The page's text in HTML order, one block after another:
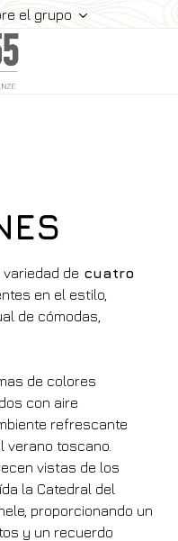
el grupo
de cuatro
en el estilo,
de cómodas,
de colores
con aire
refrescante
verano toscano.
vistas de los
la Catedral del
proporcionando un
y un recuerdo